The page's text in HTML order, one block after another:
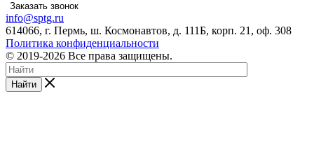
Заказать звонок
info@sptg.ru
614066, г. Пермь, ш. Космонавтов, д. 111Б, корп. 21, оф. 308
Политика конфиденциальности
© 2019-2026 Все права защищены.
Найти